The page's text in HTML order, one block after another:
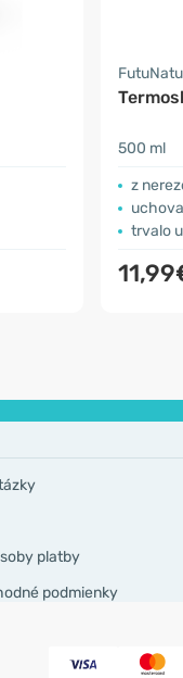
500 ml
z
uchovajte
trvalo
platby
podmienky